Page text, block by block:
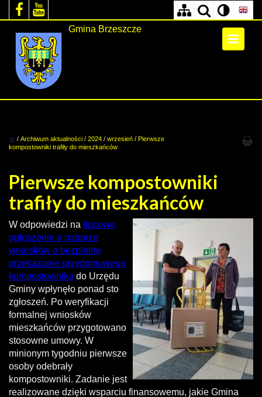
Gmina Brzeszcze
/ Archiwum aktualności / 2024 / wrzesień / Pierwsze
kompostowniki trafiły do mieszkańców
Pierwsze kompostowniki
trafiły do mieszkańców
W odpowiedzi na lipcowe
ogłoszenie o naborze
wniosków o bezpłatne
przekazanie przydomowego
kompostownika do Urzędu
Gminy wpłynęło ponad sto
zgłoszeń. Po weryfikacji
formalnej wniosków
mieszkańców przygotowano
stosowne umowy. W
minionym tygodniu pierwsze
osoby odebrały
kompostowniki. Zadanie jest
realizowane dzięki wsparciu finansowemu, jakie Gmina